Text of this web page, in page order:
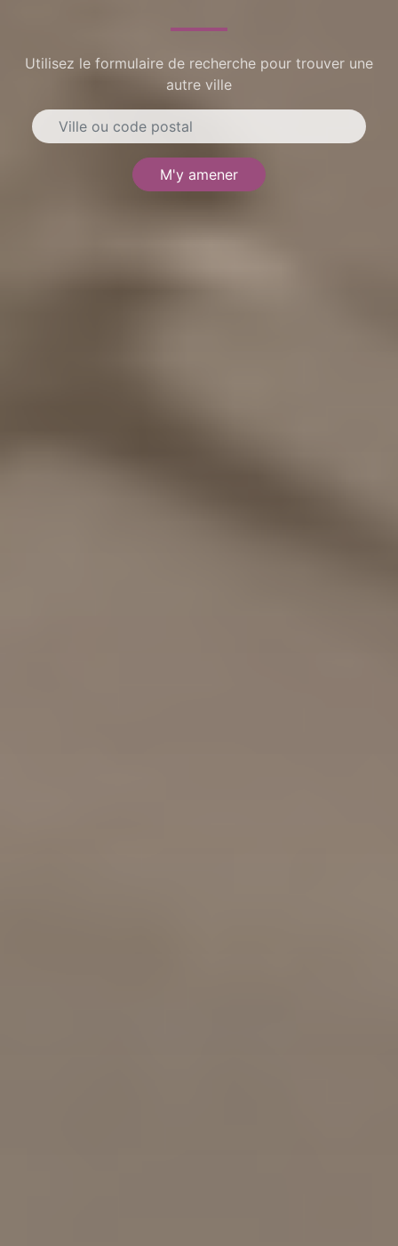
Utilisez le formulaire de recherche pour trouver une
autre ville
M'y amener